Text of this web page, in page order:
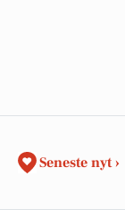
Seneste nyt ›